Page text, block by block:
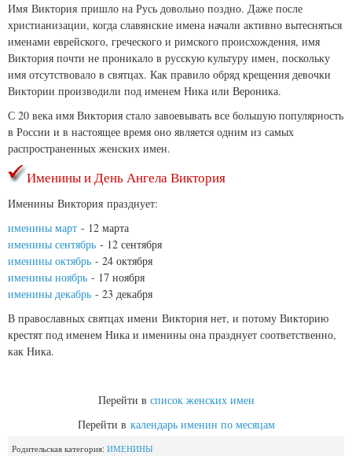
Имя Виктория пришло на Русь довольно поздно. Даже после
христианизации, когда славянские имена начали активно вытесняться
именами еврейского, греческого и римского происхождения, имя
Виктория почти не проникало в русскую культуру имен, поскольку
имя отсутствовало в святцах. Как правило обряд крещения девочки
Виктории производили под именем Ника или Вероника.
С 20 века имя Виктория стало завоевывать все большую популярность
в России и в настоящее время оно является одним из самых
распространенных женских имен.
Именины и День Ангела Виктория
Именины Виктория празднует:
именины март - 12 марта
именины сентябрь - 12 сентября
именины октябрь - 24 октября
именины ноябрь - 17 ноября
именины декабрь - 23 декабря
В православных святцах имени Виктория нет, и потому Викторию
крестят под именем Ника и именины она празднует соответственно,
как Ника.
Перейти в список женских имен
Перейти в календарь именин по месяцам
Родительская категория: ИМЕНИНЫ